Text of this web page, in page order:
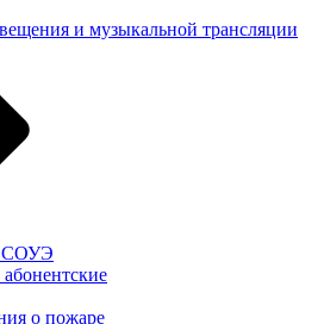
и музыкальной трансляции
СОУЭ
о пожаре